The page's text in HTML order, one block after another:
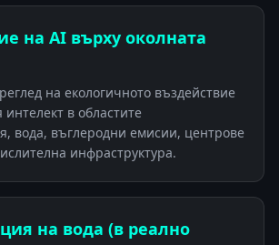
на AI върху околната
на екологичното въздействие
интелект в областите
вода, въглеродни емисии, центрове
инфраструктура.
на вода (в реално